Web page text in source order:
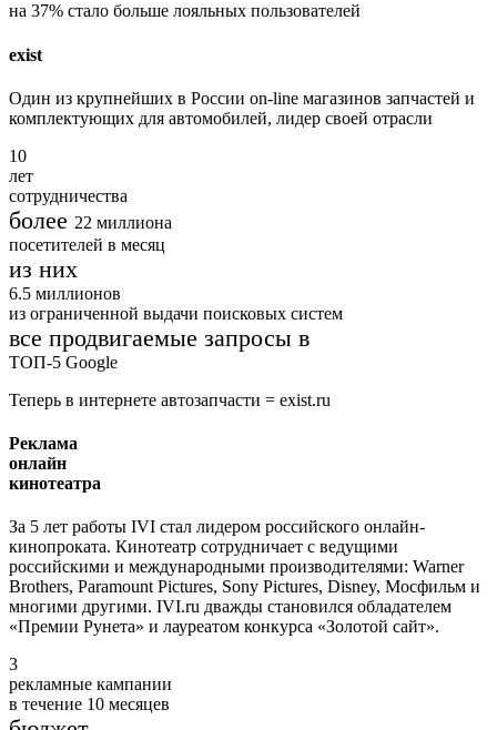
на 37% стало больше лояльных пользователей
exist
Один из крупнейших в России on-line магазинов запчастей и
комплектующих для автомобилей, лидер своей отрасли
10
лет
сотрудничества
более 22 миллиона
посетителей в месяц
из них
6.5 миллионов
из ограниченной выдачи поисковых систем
все продвигаемые запросы в
ТОП-5 Google
Теперь в интернете автозапчасти = exist.ru
Реклама
онлайн
кинотеатра
За 5 лет работы IVI стал лидером российского онлайн-
кинопроката. Кинотеатр сотрудничает с ведущими
российскими и международными производителями: Warner
Brothers, Paramount Pictures, Sony Pictures, Disney, Мосфильм и
многими другими. IVI.ru дважды становился обладателем
«Премии Рунета» и лауреатом конкурса «Золотой сайт».
3
рекламные кампании
в течение 10 месяцев